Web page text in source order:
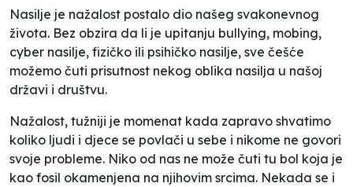
Nasilje je nažalost postalo dio našeg svakonevnog
života. Bez obzira da li je upitanju bullying, mobing,
cyber nasilje, fizičko ili psihičko nasilje, sve češće
možemo čuti prisutnost nekog oblika nasilja u našoj
državi i društvu.
Nažalost, tužniji je momenat kada zapravo shvatimo
koliko ljudi i djece se povlači u sebe i nikome ne govori
svoje probleme. Niko od nas ne može čuti tu bol koja je
kao fosil okamenjena na njihovim srcima. Nekada se i